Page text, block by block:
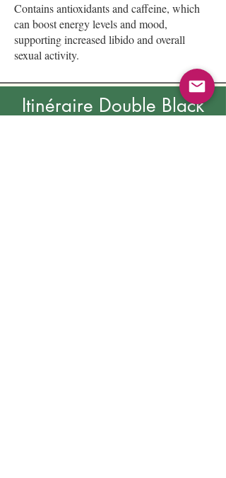
Contains antioxidants and caffeine, which
can boost energy levels and mood,
supporting increased libido and overall
sexual activity.
Itinéraire Double Black